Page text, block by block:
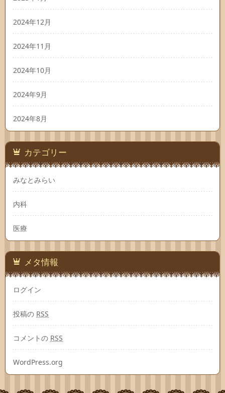
2024年12月
2024年11月
2024年10月
2024年9月
2024年8月
カテゴリー
みなとみらい
内科
医療
メタ情報
ログイン
投稿の RSS
コメントの RSS
WordPress.org